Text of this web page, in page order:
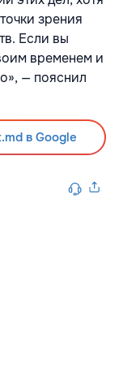
зрения
Если вы
временем и
— пояснил
в Google